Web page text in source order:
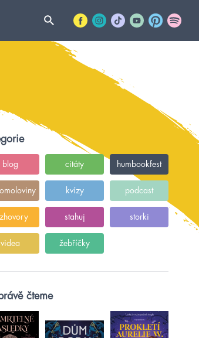
blog citáty humbookfest
kvízy podcast
stahuj storki
videa žebříčky
čteme